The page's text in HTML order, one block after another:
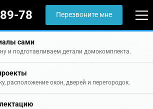
78 Перезвоните мне
сами
и подготавливаем детали домокомплекта.
расположение окон, дверей и перегородок.